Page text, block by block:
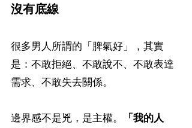
沒有底線
很多男人所謂的「脾氣好」，其實
是：不敢拒絕、不敢說不、不敢表達
需求、不敢失去關係。
邊界感不是兇，是主權。
「我的人